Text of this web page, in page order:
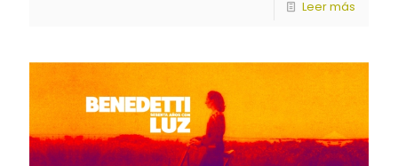
Leer más